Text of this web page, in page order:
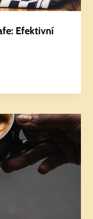
Efektivní